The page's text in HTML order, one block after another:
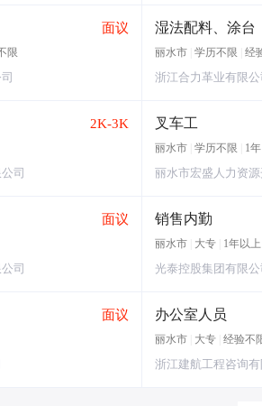
面议
限
湿法配料、涂台
丽水市 学历不限 经
浙江合力革业有限
2K-3K
司
叉车工
丽水市 学历不限 1
丽水市宏盛人力资
面议
司
销售内勤
丽水市 大专 1年以上
光泰控股集团有限
面议 办公室人员
丽水市 大专 经验不
浙江建航工程咨询